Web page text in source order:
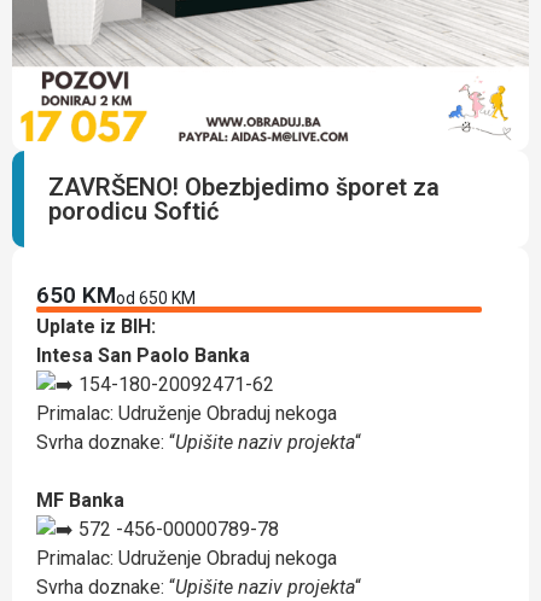
ZAVRŠENO! Obezbjedimo šporet za
porodicu Softić
650 KMod 650 KM
Uplate iz BIH:
Intesa San Paolo Banka
154-180-20092471-62
Primalac: Udruženje Obraduj nekoga
Svrha doznake: “Upišite naziv projekta“
MF Banka
572 -456-00000789-78
Primalac: Udruženje Obraduj nekoga
Svrha doznake: “Upišite naziv projekta“